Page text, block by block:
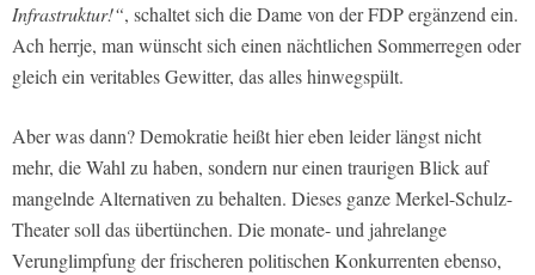
Infrastruktur!“, schaltet sich die Dame von der FDP ergänzend ein.
Ach herrje, man wünscht sich einen nächtlichen Sommerregen oder
gleich ein veritables Gewitter, das alles hinwegspült.
Aber was dann? Demokratie heißt hier eben leider längst nicht
mehr, die Wahl zu haben, sondern nur einen traurigen Blick auf
mangelnde Alternativen zu behalten. Dieses ganze Merkel-Schulz-
Theater soll das übertünchen. Die monate- und jahrelange
Verunglimpfung der frischeren politischen Konkurrenten ebenso,